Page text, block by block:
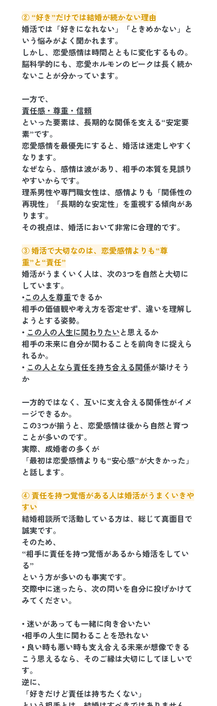
② “好き”だけでは結婚が続かない理由
婚活では「好きになれない」「ときめかない」と
いう悩みがよく聞かれます。
しかし、恋愛感情は時間とともに変化するもの。
脳科学的にも、恋愛ホルモンのピークは長く続か
ないことが分かっています。
一方で、
責任感・尊重・信頼
といった要素は、長期的な関係を支える“安定要
素”です。
恋愛感情を最優先にすると、婚活は迷走しやすく
なります。
なぜなら、感情は波があり、相手の本質を見誤り
やすいからです。
理系男性や専門職女性は、感情よりも「関係性の
再現性」「長期的な安定性」を重視する傾向があ
ります。
その視点は、婚活において非常に合理的です。
③ 婚活で大切なのは、恋愛感情よりも“尊
重”と“責任”
婚活がうまくいく人は、次の3つを自然と大切に
しています。
•この人を尊重できるか
相手の価値観や考え方を否定せず、違いを理解し
ようとする姿勢。
• この人の人生に関わりたいと思えるか
相手の未来に自分が関わることを前向きに捉えら
れるか。
• この人となら責任を持ち合える関係が築けそう
か
一方的ではなく、互いに支え合える関係性がイメ
ージできるか。
この3つが揃うと、恋愛感情は後から自然と育つ
ことが多いのです。
実際、成婚者の多くが
「最初は恋愛感情よりも“安心感”が大きかった」
と話します。
④ 責任を持つ覚悟がある人は婚活がうまくいきや
すい
結婚相談所で活動している方は、総じて真面目で
誠実です。
そのため、
“相手に責任を持つ覚悟があるから婚活をしてい
る”
という方が多いのも事実です。
交際中に迷ったら、次の問いを自分に投げかけて
みてください。
• 迷いがあっても一緒に向き合いたい
•相手の人生に関わることを恐れない
• 良い時も悪い時も支え合える未来が想像できる
こう思えるなら、そのご縁は大切にしてほしいで
す。
逆に、
「好きだけど責任は持ちたくない」